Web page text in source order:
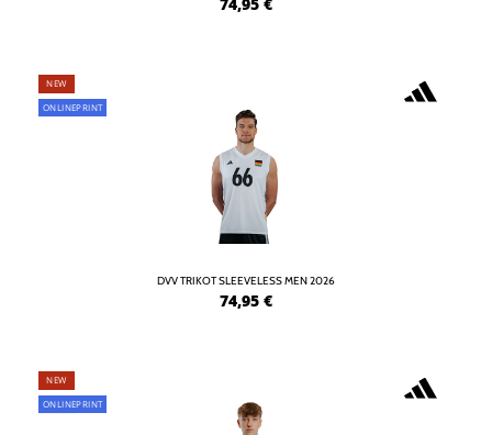
NEW
ONLINEPRINT
DVV TRIKOT SLEEVELESS MEN 2026
74,95 €
NEW
ONLINEPRINT